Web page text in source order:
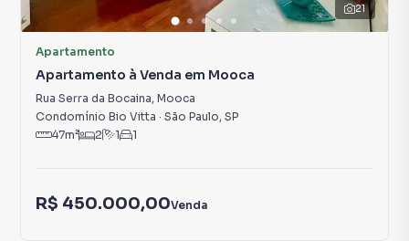
21
Apartamento
Apartamento à Venda em Mooca
Rua Serra da Bocaina, Mooca
Condomínio Bio Vitta · São Paulo, SP
47m² 2 1 1
R$ 450.000,00Venda